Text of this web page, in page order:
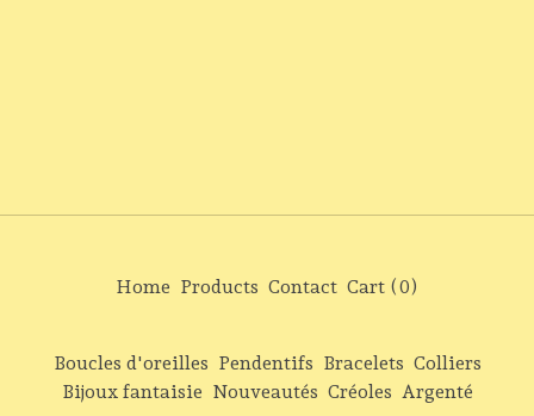
Home Products Contact Cart (0)
Boucles d'oreilles Pendentifs Bracelets Colliers
Bijoux fantaisie Nouveautés Créoles Argenté